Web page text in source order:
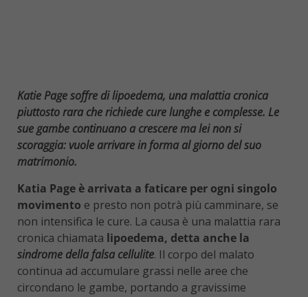
Katie Page soffre di lipoedema, una malattia cronica
piuttosto rara che richiede cure lunghe e complesse. Le
sue gambe continuano a crescere ma lei non si
scoraggia: vuole arrivare in forma al giorno del suo
matrimonio.
Katia Page è arrivata a faticare per ogni singolo
movimento e presto non potrà più camminare, se
non intensifica le cure. La causa è una malattia rara
cronica chiamata lipoedema, detta anche la
sindrome della falsa cellulite. Il corpo del malato
continua ad accumulare grassi nelle aree che
circondano le gambe, portando a gravissime